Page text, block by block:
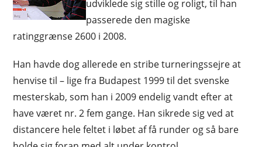
udviklede sig stille og roligt, til han
passerede den magiske
ratinggrænse 2600 i 2008.
Han havde dog allerede en stribe turneringssejre at
henvise til – lige fra Budapest 1999 til det svenske
mesterskab, som han i 2009 endelig vandt efter at
have været nr. 2 fem gange. Han sikrede sig ved at
distancere hele feltet i løbet af få runder og så bare